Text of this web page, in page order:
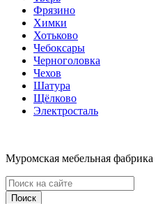
Фрязино
Химки
Хотьково
Чебоксары
Черноголовка
Чехов
Шатура
Щёлково
Электросталь
Муромская мебельная фабрика
Поиск